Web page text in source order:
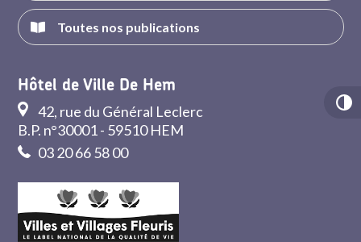
Toutes nos publications
Hôtel de Ville De Hem
42, rue du Général Leclerc
B.P. n°30001 - 59510 HEM
03 20 66 58 00